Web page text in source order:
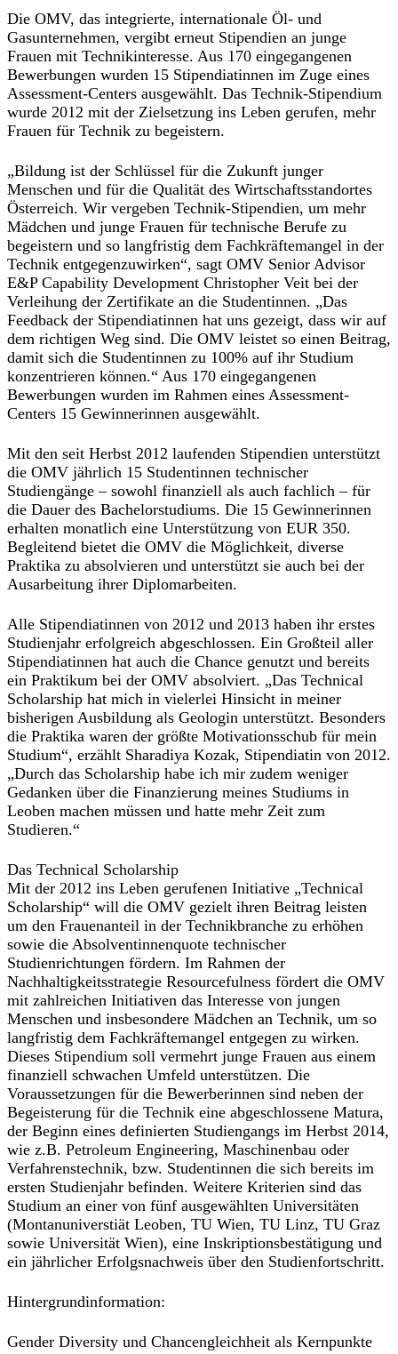
Die OMV, das integrierte, internationale Öl- und
Gasunternehmen, vergibt erneut Stipendien an junge
Frauen mit Technikinteresse. Aus 170 eingegangenen
Bewerbungen wurden 15 Stipendiatinnen im Zuge eines
Assessment-Centers ausgewählt. Das Technik-Stipendium
wurde 2012 mit der Zielsetzung ins Leben gerufen, mehr
Frauen für Technik zu begeistern.
„Bildung ist der Schlüssel für die Zukunft junger
Menschen und für die Qualität des Wirtschaftsstandortes
Österreich. Wir vergeben Technik-Stipendien, um mehr
Mädchen und junge Frauen für technische Berufe zu
begeistern und so langfristig dem Fachkräftemangel in der
Technik entgegenzuwirken“, sagt OMV Senior Advisor
E&P Capability Development Christopher Veit bei der
Verleihung der Zertifikate an die Studentinnen. „Das
Feedback der Stipendiatinnen hat uns gezeigt, dass wir auf
dem richtigen Weg sind. Die OMV leistet so einen Beitrag,
damit sich die Studentinnen zu 100% auf ihr Studium
konzentrieren können.“ Aus 170 eingegangenen
Bewerbungen wurden im Rahmen eines Assessment-
Centers 15 Gewinnerinnen ausgewählt.
Mit den seit Herbst 2012 laufenden Stipendien unterstützt
die OMV jährlich 15 Studentinnen technischer
Studiengänge – sowohl finanziell als auch fachlich – für
die Dauer des Bachelorstudiums. Die 15 Gewinnerinnen
erhalten monatlich eine Unterstützung von EUR 350.
Begleitend bietet die OMV die Möglichkeit, diverse
Praktika zu absolvieren und unterstützt sie auch bei der
Ausarbeitung ihrer Diplomarbeiten.
Alle Stipendiatinnen von 2012 und 2013 haben ihr erstes
Studienjahr erfolgreich abgeschlossen. Ein Großteil aller
Stipendiatinnen hat auch die Chance genutzt und bereits
ein Praktikum bei der OMV absolviert. „Das Technical
Scholarship hat mich in vielerlei Hinsicht in meiner
bisherigen Ausbildung als Geologin unterstützt. Besonders
die Praktika waren der größte Motivationsschub für mein
Studium“, erzählt Sharadiya Kozak, Stipendiatin von 2012.
„Durch das Scholarship habe ich mir zudem weniger
Gedanken über die Finanzierung meines Studiums in
Leoben machen müssen und hatte mehr Zeit zum
Studieren.“
Das Technical Scholarship
Mit der 2012 ins Leben gerufenen Initiative „Technical
Scholarship“ will die OMV gezielt ihren Beitrag leisten
um den Frauenanteil in der Technikbranche zu erhöhen
sowie die Absolventinnenquote technischer
Studienrichtungen fördern. Im Rahmen der
Nachhaltigkeitsstrategie Resourcefulness fördert die OMV
mit zahlreichen Initiativen das Interesse von jungen
Menschen und insbesondere Mädchen an Technik, um so
langfristig dem Fachkräftemangel entgegen zu wirken.
Dieses Stipendium soll vermehrt junge Frauen aus einem
finanziell schwachen Umfeld unterstützen. Die
Voraussetzungen für die Bewerberinnen sind neben der
Begeisterung für die Technik eine abgeschlossene Matura,
der Beginn eines definierten Studiengangs im Herbst 2014,
wie z.B. Petroleum Engineering, Maschinenbau oder
Verfahrenstechnik, bzw. Studentinnen die sich bereits im
ersten Studienjahr befinden. Weitere Kriterien sind das
Studium an einer von fünf ausgewählten Universitäten
(Montanuniverstiät Leoben, TU Wien, TU Linz, TU Graz
sowie Universität Wien), eine Inskriptionsbestätigung und
ein jährlicher Erfolgsnachweis über den Studienfortschritt.
Hintergrundinformation:
Gender Diversity und Chancengleichheit als Kernpunkte